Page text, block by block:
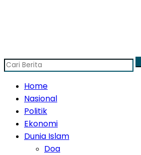
Home
Nasional
Politik
Ekonomi
Dunia Islam
Doa